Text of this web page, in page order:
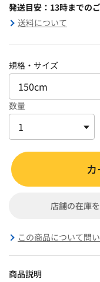
発送目安：13時までの
送料について
規格・サイズ
数量
店舗の在庫
この商品について問
商品説明